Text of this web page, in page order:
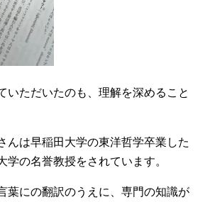
いただいたのも、理解を深めること
んは早稲田大学の東洋哲学卒業した
学の名誉教授をされています。
葉にの翻訳のうえに、専門の知識が